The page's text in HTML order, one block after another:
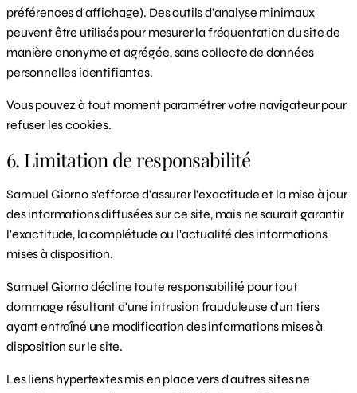
préférences d'affichage). Des outils d'analyse minimaux
peuvent être utilisés pour mesurer la fréquentation du site de
manière anonyme et agrégée, sans collecte de données
personnelles identifiantes.
Vous pouvez à tout moment paramétrer votre navigateur pour
refuser les cookies.
6. Limitation de responsabilité
Samuel Giorno s'efforce d'assurer l'exactitude et la mise à jour
des informations diffusées sur ce site, mais ne saurait garantir
l'exactitude, la complétude ou l'actualité des informations
mises à disposition.
Samuel Giorno décline toute responsabilité pour tout
dommage résultant d'une intrusion frauduleuse d'un tiers
ayant entraîné une modification des informations mises à
disposition sur le site.
Les liens hypertextes mis en place vers d'autres sites ne